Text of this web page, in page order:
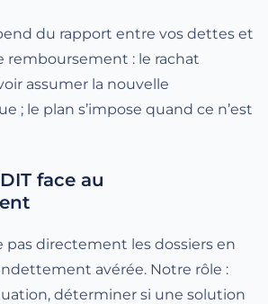
du rapport entre vos dettes et
remboursement : le rachat
assumer la nouvelle
; le plan s’impose quand ce n’est
face au
pas directement les dossiers en
avérée. Notre rôle :
déterminer si une solution